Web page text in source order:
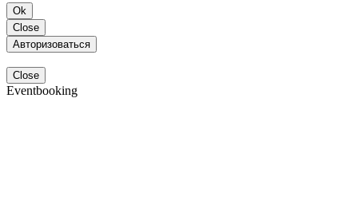
Ok
Close
Авторизоваться
Close
Eventbooking